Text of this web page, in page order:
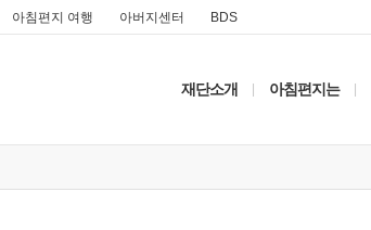
아침편지 여행 아버지센터 BDS
재단소개 아침편지는